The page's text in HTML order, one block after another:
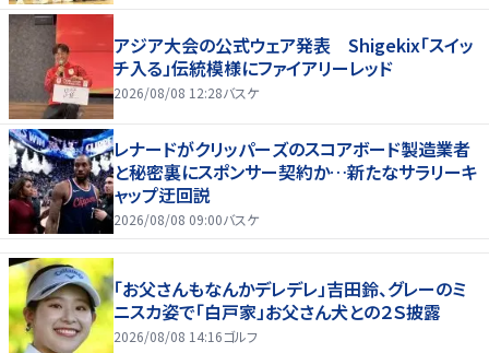
アジア大会の公式ウェア発表 Shigekix「スイッ
チ入る」伝統模様にファイアリーレッド
2026/08/08 12:28バスケ
レナードがクリッパーズのスコアボード製造業者
と秘密裏にスポンサー契約か‬…新たなサラリーキ
ャップ迂回説
2026/08/08 09:00バスケ
「お父さんもなんかデレデレ」吉田鈴、グレーのミ
ニスカ姿で「白戸家」お父さん犬との２Ｓ披露
2026/08/08 14:16ゴルフ